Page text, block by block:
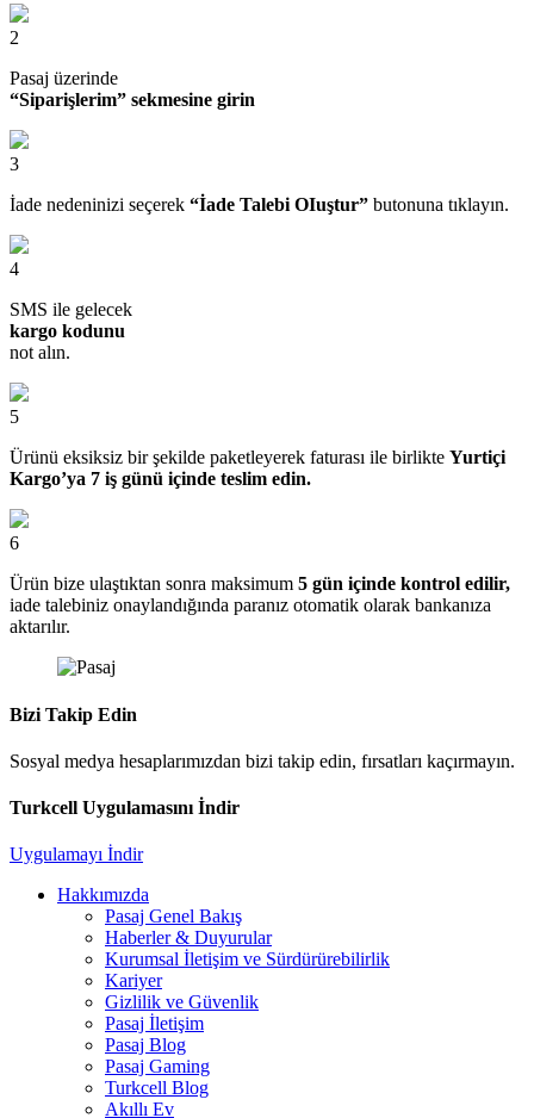
2
Pasaj üzerinde
“Siparişlerim” sekmesine girin
3
İade nedeninizi seçerek “İade Talebi OIuştur” butonuna tıklayın.
4
SMS ile gelecek
kargo kodunu
not alın.
5
Ürünü eksiksiz bir şekilde paketleyerek faturası ile birlikte Yurtiçi
Kargo’ya 7 iş günü içinde teslim edin.
6
Ürün bize ulaştıktan sonra maksimum 5 gün içinde kontrol edilir,
iade talebiniz onaylandığında paranız otomatik olarak bankanıza
aktarılır.
Bizi Takip Edin
Sosyal medya hesaplarımızdan bizi takip edin, fırsatları kaçırmayın.
Turkcell Uygulamasını İndir
Uygulamayı İndir
Hakkımızda
Pasaj Genel Bakış
Haberler & Duyurular
Kurumsal İletişim ve Sürdürürebilirlik
Kariyer
Gizlilik ve Güvenlik
Pasaj İletişim
Pasaj Blog
Pasaj Gaming
Turkcell Blog
Akıllı Ev